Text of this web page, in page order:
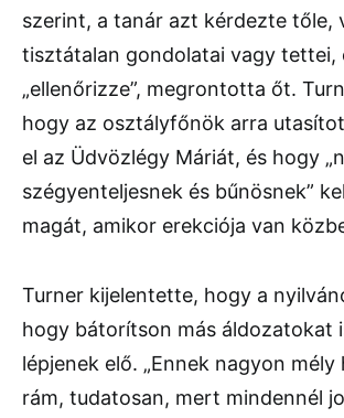
szerint, a tanár azt kérdezte tőle,
tisztátalan gondolatai vagy tettei,
„ellenőrizze”, megrontotta őt.
hogy az osztályfőnök arra
el az Üdvözlégy Máriát, és hogy
szégyenteljesnek és bűnösnek”
magát, amikor erekciója van
Turner kijelentette, hogy a
hogy bátorítson más áldozatokat
lépjenek elő. „Ennek nagyon mély
rám, tudatosan, mert mindennél